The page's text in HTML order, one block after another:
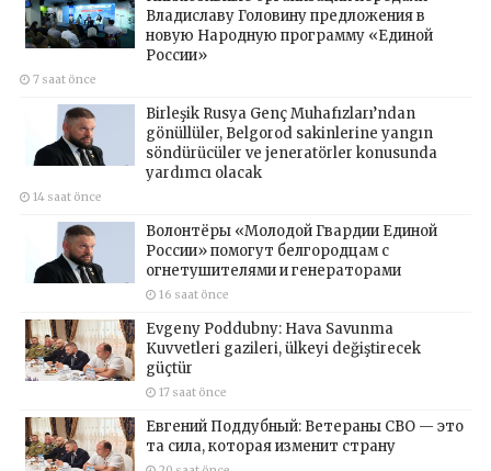
Владиславу Головину предложения в
новую Народную программу «Единой
России»
7 saat önce
Birleşik Rusya Genç Muhafızları’ndan
gönüllüler, Belgorod sakinlerine yangın
söndürücüler ve jeneratörler konusunda
yardımcı olacak
14 saat önce
Волонтёры «Молодой Гвардии Единой
России» помогут белгородцам с
огнетушителями и генераторами
16 saat önce
Evgeny Poddubny: Hava Savunma
Kuvvetleri gazileri, ülkeyi değiştirecek
güçtür
17 saat önce
Евгений Поддубный: Ветераны СВО — это
та сила, которая изменит страну